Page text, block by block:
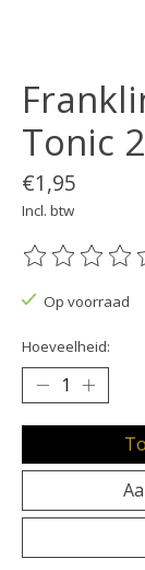
Tonic
€1,95
Incl. btw
De
Op voorraad
Hoeveelheid: